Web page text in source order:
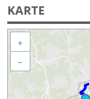
KARTE
+
−